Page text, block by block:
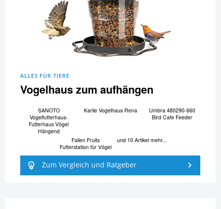
ALLES FÜR TIERE
Vogelhaus zum aufhängen
SANOTO
Vogelfutterhaus-
Futterhaus Vögel
Hängend
Karlie Vogelhaus Rena
Umbra 480290-660
Bird Cafe Feeder
Fallen Fruits
Futterstation für Vögel
und 10 Artikel mehr...
Zum Vergleich und Ratgeber